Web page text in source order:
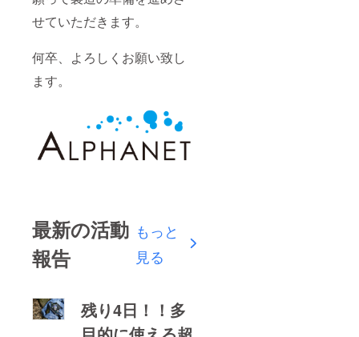
せていただきます。
何卒、よろしくお願い致し
ます。
最新の活動
報告
もっと
見る
残り4日！！多